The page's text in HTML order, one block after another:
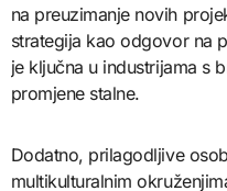
na preuzimanje novih
strategija kao odgovor na
je ključna u industrijama s
promjene stalne.
Dodatno, prilagodljive
multikulturalnim